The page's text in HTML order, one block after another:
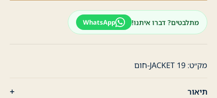
Lining)
-
מתלבטים? דברו איתנו! WhatsApp
מק״ט: JACKET 19-חום
תיאור